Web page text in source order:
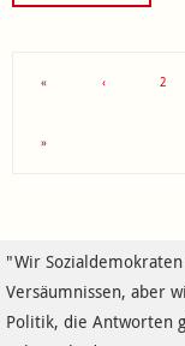
« ‹ 2
»
"Wir
Versäumnissen, aber
Politik, die Antworten